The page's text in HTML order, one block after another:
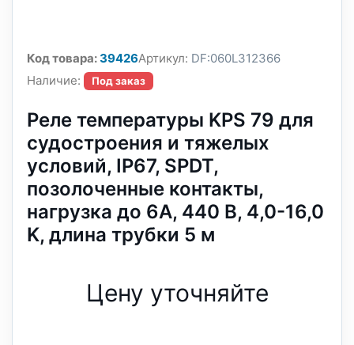
Код товара:39426Артикул: DF:060L312366
Наличие:
Под заказ
Реле температуры KPS 79 для
судостроения и тяжелых
условий, IP67, SPDT,
позолоченные контакты,
нагрузка до 6А, 440 В, 4,0-16,0
K, длина трубки 5 м
Цену уточняйте